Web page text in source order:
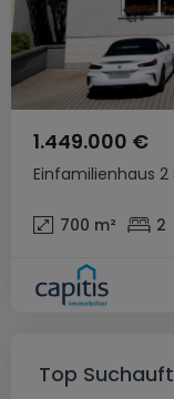
Einfamilienhaus 2
1.449.000 €
700 m² 2
Top